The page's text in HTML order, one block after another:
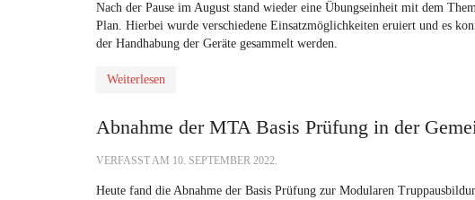
Nach der Pause im August stand wieder eine Übungseinheit mit dem
Plan. Hierbei wurde verschiedene Einsatzmöglichkeiten eruiert und es
der Handhabung der Geräte gesammelt werden.
Weiterlesen
Abnahme der MTA Basis Prüfung in der
VERFASST AM 10. SEPTEMBER 2022.
Heute fand die Abnahme der Basis Prüfung zur Modularen